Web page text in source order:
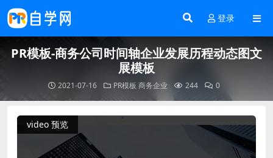
登录
PR模板-商务公司时间轴企业发展历程动态图文
展模板
2021-07-16 PR模板 商务企业 244 0
video 预览